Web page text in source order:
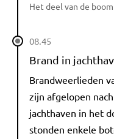
Het deel van de
08.45
Brand in
Brandweerlieden
zijn afgelopen
jachthaven in het
stonden enkele